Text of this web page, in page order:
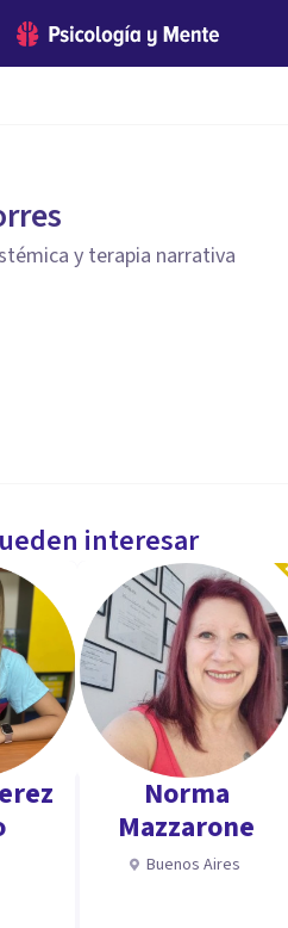
y terapia narrativa
interesar
Norma
Mazzarone
Buenos Aires